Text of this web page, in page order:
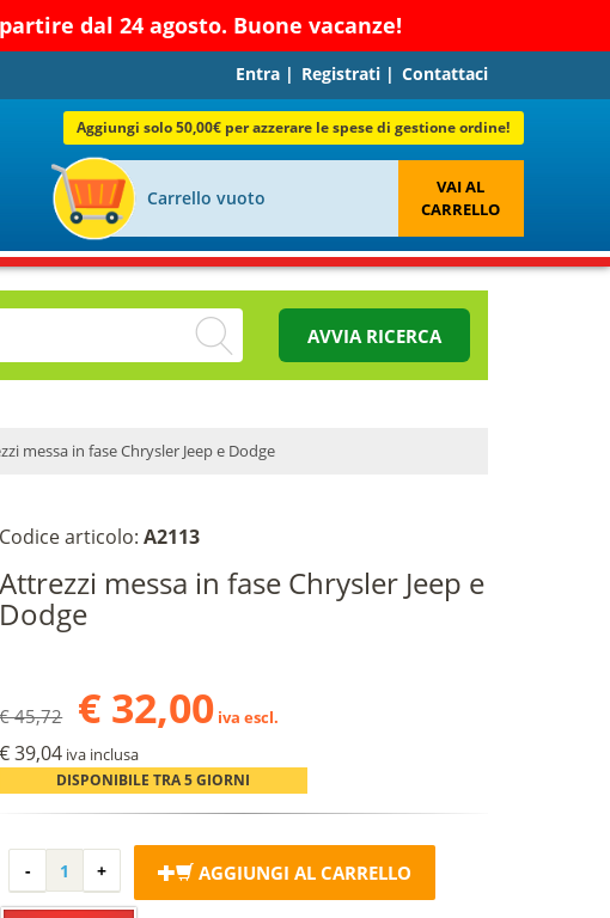
dal 24 agosto. Buone vacanze!
Entra| Registrati| Contattaci
Aggiungi solo 50,00€ per azzerare le spese di gestione ordine!
Carrello vuoto
VAI AL
CARRELLO
AVVIA RICERCA
messa in fase Chrysler Jeep e Dodge
Codice articolo:A2113
Attrezzi messa in fase Chrysler Jeep e
Dodge
€ 45,72 € 32,00 iva escl.
€ 39,04 iva inclusa
DISPONIBILE TRA 5 GIORNI
AGGIUNGI AL CARRELLO